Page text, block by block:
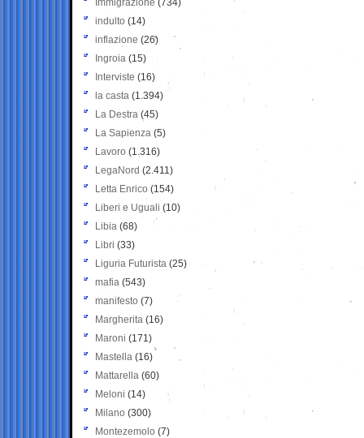
Immigrazione (734)
indulto (14)
inflazione (26)
Ingroia (15)
Interviste (16)
la casta (1.394)
La Destra (45)
La Sapienza (5)
Lavoro (1.316)
LegaNord (2.411)
Letta Enrico (154)
Liberi e Uguali (10)
Libia (68)
Libri (33)
Liguria Futurista (25)
mafia (543)
manifesto (7)
Margherita (16)
Maroni (171)
Mastella (16)
Mattarella (60)
Meloni (14)
Milano (300)
Montezemolo (7)